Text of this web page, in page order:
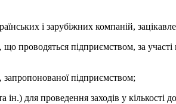
і зарубіжних компаній,
проводяться підприємством, за
підприємством;
для проведення заходів у кількості